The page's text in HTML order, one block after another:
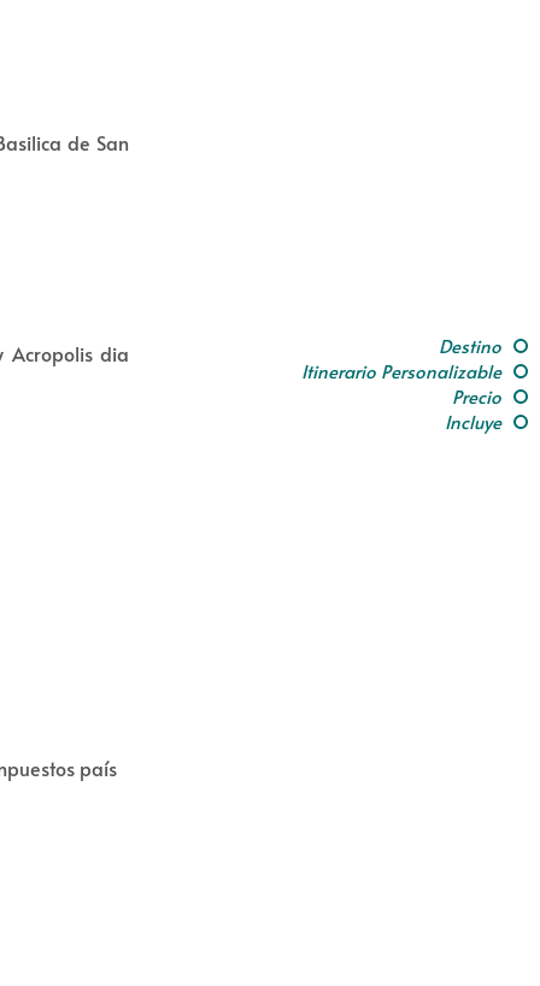
Destino
Itinerario Personalizable
Precio
Incluye
de San
Acropolis dia
país